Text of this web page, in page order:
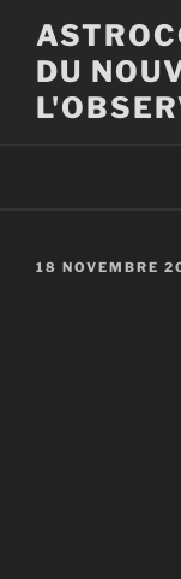
contenu
principal
DU
PUBLIÉ
18 NOVEMBRE